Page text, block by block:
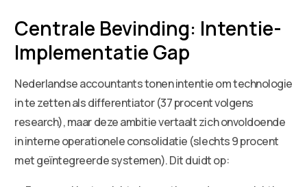
Centrale Bevinding: Intentie-
Implementatie Gap
Nederlandse accountants tonen intentie om technologie
in te zetten als differentiator (37 procent volgens
research), maar deze ambitie vertaalt zich onvoldoende
in interne operationele consolidatie (slechts 9 procent
met geïntegreerde systemen). Dit duidt op: